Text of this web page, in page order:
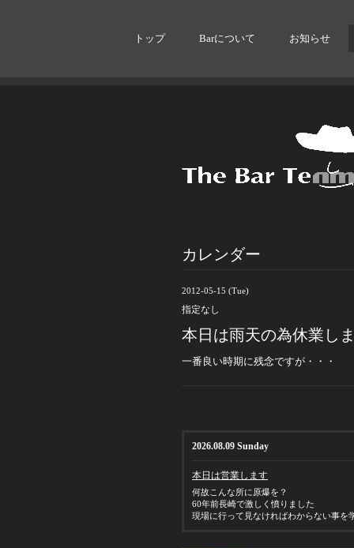
トップ Barについて お知らせ
カレンダー
2012-05-15 (Tue)
指定なし
本日は雨天の為休業し
一番良い時期に残念ですが・・・
2026.08.09 Sunday
本日は営業します
何故こんな所に原爆を？
60年前長崎で激しく憤りました
現場に行って見なければわからない事を